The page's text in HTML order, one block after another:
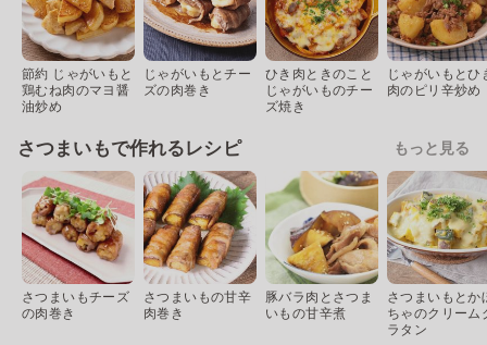
節約 じゃがいもと
鶏むね肉のマヨ醤
油炒め
じゃがいもとチー
ズの肉巻き
ひき肉ときのこと
じゃがいものチー
ズ焼き
じゃがいもとひ
肉のピリ辛炒め
さつまいもで作れるレシピ もっと見る
さつまいもチーズ
の肉巻き
さつまいもの甘辛
肉巻き
豚バラ肉とさつま
いもの甘辛煮
さつまいもとか
ちゃのクリーム
ラタン